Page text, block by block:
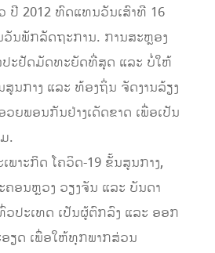
ປີ 2012 ທົດແທນວັນເສົາທີ 16
ນວັນພັກລັດຖະການ. ການສະຫຼອງ
ະຢັດມັດທະຍັດທີ່ສຸດ ແລະ ບໍ່ໃຫ້
ສູນກາງ ແລະ ທ້ອງຖິ່ນ ຈັດງານລ້ຽງ
ຍພອນກັນຢ່າງເດັດຂາດ ເພື່ອເປັນ
.
ພາະກິດ ໂຄວິດ-19 ຂັ້ນສູນກາງ,
ຄອນຫຼວງ ວຽງຈັນ ແລະ ບັນດາ
ວປະເທດ ເປັນຜູ້ຕົກລົງ ແລະ ອອກ
ອຽດ ເພື່ອໃຫ້ທຸກພາກສ່ວນ